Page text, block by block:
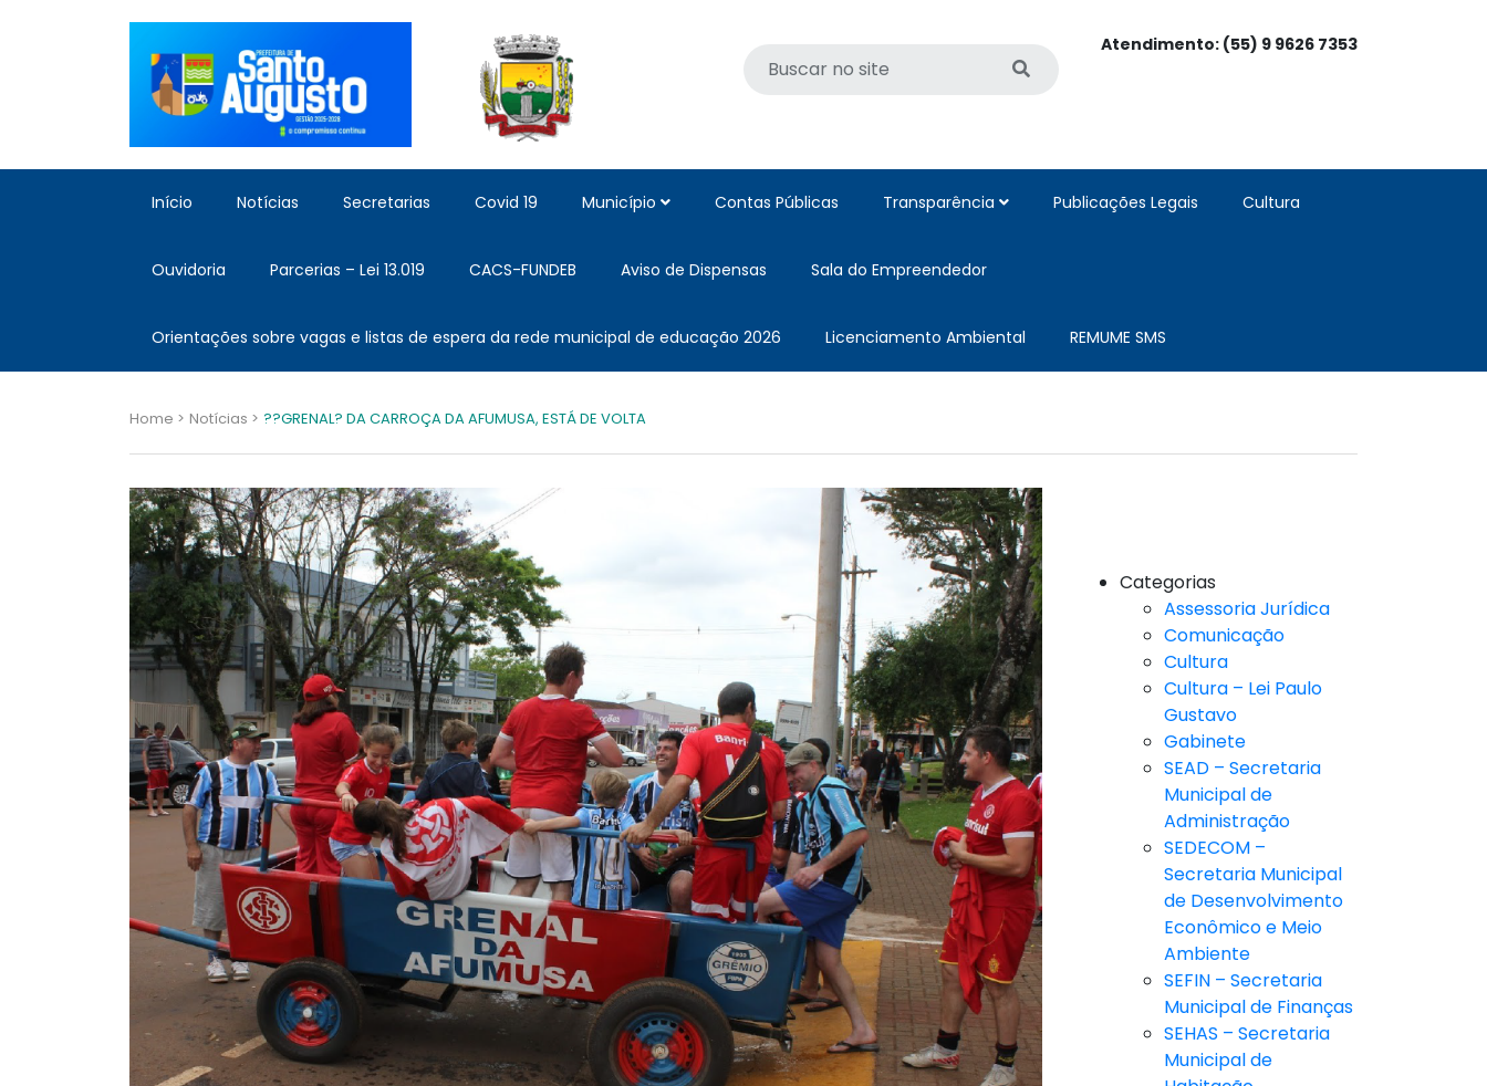
Atendimento: (55) 9 9626 7353
Início Notícias Secretarias Covid 19 Município Contas Públicas Transparência Publicações Legais Cultura
Ouvidoria Parcerias – Lei 13.019 CACS-FUNDEB Aviso de Dispensas Sala do Empreendedor
Orientações sobre vagas e listas de espera da rede municipal de educação 2026 Licenciamento Ambiental REMUME SMS
Home > Notícias > ??GRENAL? DA CARROÇA DA AFUMUSA, ESTÁ DE VOLTA
Categorias
Assessoria Jurídica
Comunicação
Cultura
Cultura – Lei Paulo
Gustavo
Gabinete
SEAD – Secretaria
Municipal de
Administração
SEDECOM –
Secretaria Municipal
de Desenvolvimento
Econômico e Meio
Ambiente
SEFIN – Secretaria
Municipal de Finanças
SEHAS – Secretaria
Municipal de